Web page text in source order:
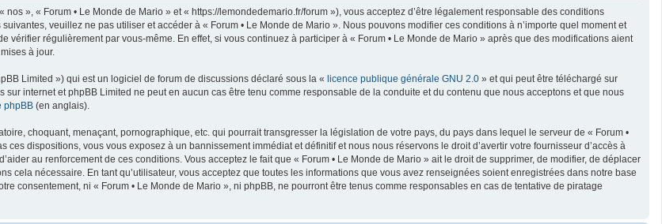
», « Forum • Le Monde de Mario » et « https://lemondedemario.fr/forum »), vous acceptez d’être légalement responsable des conditions
veuillez ne pas utiliser et accéder à « Forum • Le Monde de Mario ». Nous pouvons modifier ces conditions à n’importe quel moment et
régulièrement par vous-même. En effet, si vous continuez à participer à « Forum • Le Monde de Mario » après que des modifications aient
à jour.
Limited ») qui est un logiciel de forum de discussions déclaré sous la « licence publique générale GNU 2.0 » et qui peut être téléchargé sur
internet et phpBB Limited ne peut en aucun cas être tenu comme responsable de la conduite et du contenu que nous acceptons et que nous
phpBB (en anglais).
choquant, menaçant, pornographique, etc. qui pourrait transgresser la législation de votre pays, du pays dans lequel le serveur de « Forum •
dispositions, vous vous exposez à un bannissement immédiat et définitif et nous nous réservons le droit d’avertir votre fournisseur d’accès à
au renforcement de ces conditions. Vous acceptez le fait que « Forum • Le Monde de Mario » ait le droit de supprimer, de modifier, de déplacer
cela nécessaire. En tant qu’utilisateur, vous acceptez que toutes les informations que vous avez renseignées soient enregistrées dans notre base
consentement, ni « Forum • Le Monde de Mario », ni phpBB, ne pourront être tenus comme responsables en cas de tentative de piratage